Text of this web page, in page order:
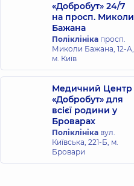
верхних
мочевыводящих
путей.
Ассоциации
онкологов
России.
Москва
2014.
Bevers
T. B.
et al.
Breast
cancer
screening
Юріївна
Рентгенолог, 21
років досвіду
Корягіна Юлія
Рентгенолог,
Рязанцев
Богдан
Анатолійович
«Добробут» 24/7
на просп. Миколи
Бажана
Поліклініка просп.
Миколи Бажана, 12-А,
м. Київ
Медичний Центр
«Добробут» для
всієї родини у
Броварах
Поліклініка вул.
Київська, 221-Б, м.
Бровари